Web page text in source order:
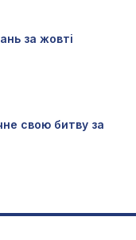
за жовті
свою битву за